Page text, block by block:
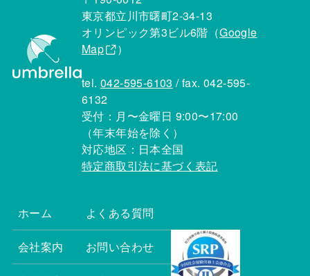
東京都立川市曙町2-34-13
オリンピック第3ビル6階（Google
Map
）
tel. 042-595-6103 / fax. 042-595-
6132
受付：月〜金曜日 9:00〜17:00
（年末年始を除く）
対応地区：日本全国
特定商取引法に基づく表記
ホーム
会社案内
よくある質問
お問い合わせ